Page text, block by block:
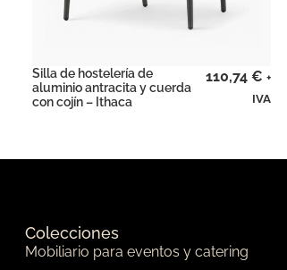
Silla de hostelería de
aluminio antracita y cuerda
con cojín – Ithaca
110,74 € +
IVA
Colecciones
Mobiliario para eventos y catering